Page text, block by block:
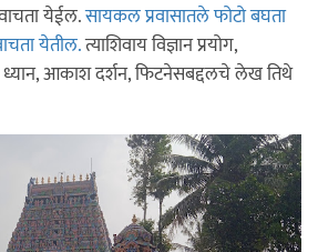
येईल.सायकल प्रवासातले फोटो बघता
येतील.त्याशिवाय विज्ञान प्रयोग,
ध्यान, आकाश दर्शन, फिटनेसबद्दलचे लेख तिथे